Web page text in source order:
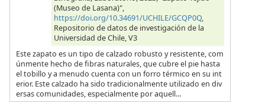
(Museo de Lasana)",
https://doi.org/10.34691/UCHILE/GCQP0Q,
Repositorio de datos de investigación de la
Universidad de Chile, V3
Este zapato es un tipo de calzado robusto y resistente, com
únmente hecho de fibras naturales, que cubre el pie hasta
el tobillo y a menudo cuenta con un forro térmico en su int
erior. Este calzado ha sido tradicionalmente utilizado en div
ersas comunidades, especialmente por aquell...